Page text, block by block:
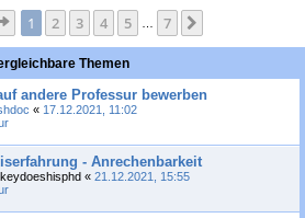
Seite 1von
1 2 3 4 5 7
Themen
andere Professur bewerben
« 17.12.2021, 11:02
- Anrechenbarkeit
« 21.12.2021, 15:55